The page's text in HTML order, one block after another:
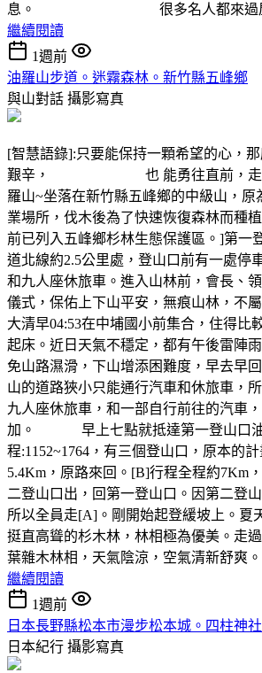
息。 很多名人都來過屋
繼續閱讀
1週前
油羅山步道。迷霧森林。新竹縣五峰鄉
與山對話 攝影寫真
[智慧語錄]:只要能保持一顆希望的心，
艱辛， 也 能勇往直前，走到
羅山~坐落在新竹縣五峰鄉的中級山，原
業場所，伐木後為了快速恢復森林而種
前已列入五峰鄉杉林生態保護區。]第一
道北線約2.5公里處，登山口前有一處停
和九人座休旅車。進入山林前，會長、
儀式，保佑上下山平安，無痕山林，不
大清早04:53在中埔國小前集合，住得比
起床。近日天氣不穩定，都有午後雷陣
免山路濕滑，下山增添困難度，早去早
山的道路狹小只能通行汽車和休旅車，
九人座休旅車，和一部自行前往的汽車
加。 早上七點就抵達第一登山口油
程:1152~1764，有三個登山口，原本的
5.4Km，原路來回。[B]行程全程約7Km
二登山口出，回第一登山口。因第二登
所以全員走[A]。剛開始起登緩坡上。夏
挺直高聳的杉木林，林相極為優美。走
葉雜木林相，天氣陰涼，空氣清新舒爽。
繼續閱讀
1週前
日本長野縣松本市漫步松本城。四柱神
日本紀行 攝影寫真